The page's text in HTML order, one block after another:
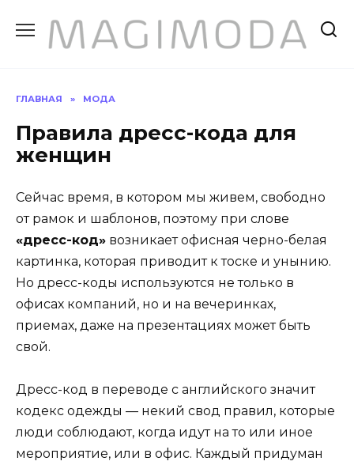
содержанию
ГЛАВНАЯ » МОДА
Правила дресс-кода для
женщин
Сейчас время, в котором мы живем, свободно
от рамок и шаблонов, поэтому при слове
«дресс-код» возникает офисная черно-белая
картинка, которая приводит к тоске и унынию.
Но дресс-коды используются не только в
офисах компаний, но и на вечеринках,
приемах, даже на презентациях может быть
свой.
Дресс-код в переводе с английского значит
кодекс одежды — некий свод правил, которые
люди соблюдают, когда идут на то или иное
мероприятие, или в офис. Каждый придуман